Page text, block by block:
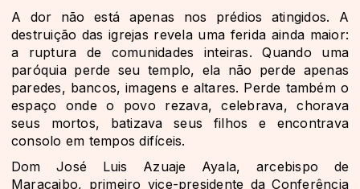
A dor não está apenas nos prédios atingidos. A
destruição das igrejas revela uma ferida ainda maior:
a ruptura de comunidades inteiras. Quando uma
paróquia perde seu templo, ela não perde apenas
paredes, bancos, imagens e altares. Perde também o
espaço onde o povo rezava, celebrava, chorava
seus mortos, batizava seus filhos e encontrava
consolo em tempos difíceis.
Dom José Luis Azuaje Ayala, arcebispo de
Maracaibo, primeiro vice-presidente da Conferência